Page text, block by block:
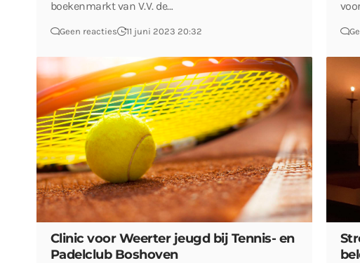
boekenmarkt van V.V. de…
Geen reacties 11 juni 2023 20:32
Clinic voor Weerter jeugd bij Tennis- en
Padelclub Boshoven